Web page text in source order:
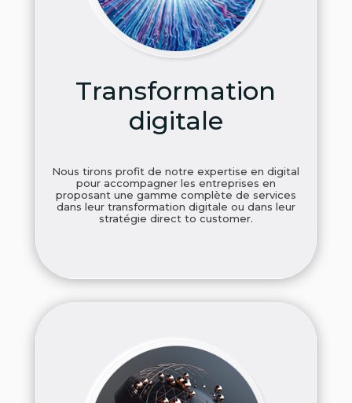
Transformation
digitale
Nous tirons profit de notre expertise en digital
pour accompagner les entreprises en
proposant une gamme complète de services
dans leur transformation digitale ou dans leur
stratégie direct to customer.